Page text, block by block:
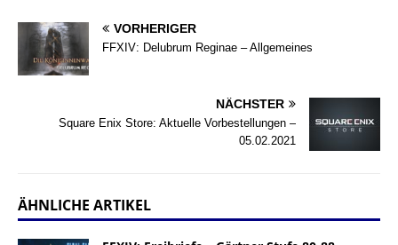
VORHERIGER
FFXIV: Delubrum Reginae – Allgemeines
NÄCHSTER
Square Enix Store: Aktuelle Vorbestellungen –
05.02.2021
ÄHNLICHE ARTIKEL